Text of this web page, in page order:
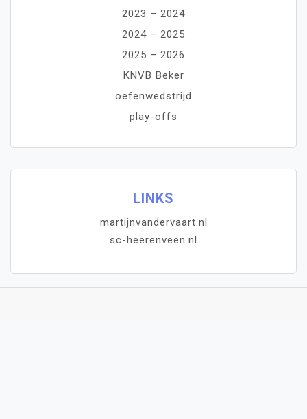
2023 – 2024
2024 – 2025
2025 – 2026
KNVB Beker
oefenwedstrijd
play-offs
LINKS
martijnvandervaart.nl
sc-heerenveen.nl